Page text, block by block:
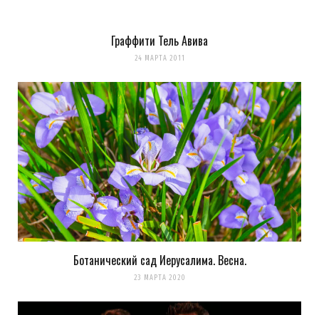
Граффити Тель Авива
24 МАРТА 2011
Ботанический сад Иерусалима. Весна.
23 МАРТА 2020